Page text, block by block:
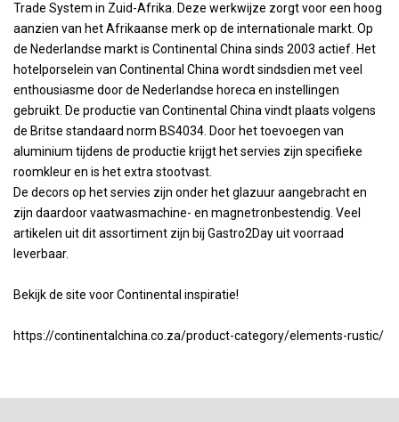
Trade System in Zuid-Afrika. Deze werkwijze zorgt voor een hoog
aanzien van het Afrikaanse merk op de internationale markt. Op
de Nederlandse markt is Continental China sinds 2003 actief. Het
hotelporselein van Continental China wordt sindsdien met veel
enthousiasme door de Nederlandse horeca en instellingen
gebruikt. De productie van Continental China vindt plaats volgens
de Britse standaard norm BS4034. Door het toevoegen van
aluminium tijdens de productie krijgt het servies zijn specifieke
roomkleur en is het extra stootvast.
De decors op het servies zijn onder het glazuur aangebracht en
zijn daardoor vaatwasmachine- en magnetronbestendig. Veel
artikelen uit dit assortiment zijn bij Gastro2Day uit voorraad
leverbaar.
Bekijk de site voor Continental inspiratie!
https://continentalchina.co.za/product-category/elements-rustic/